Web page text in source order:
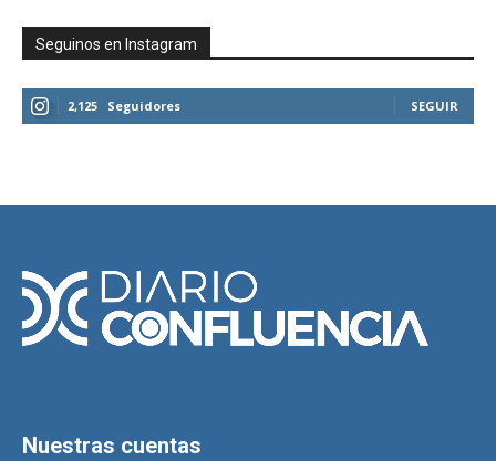
Seguinos en Instagram
2,125 Seguidores SEGUIR
Nuestras cuentas